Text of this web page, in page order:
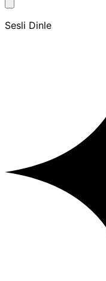
Sesli Dinle